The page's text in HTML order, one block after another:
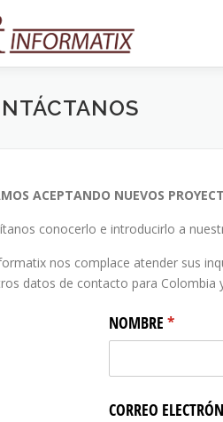
ACEPTANDO NUEVOS
conocerlo e introducirlo a
nos complace atender sus
datos de contacto para Colombia
NOMBRE *
(required)
CORREO